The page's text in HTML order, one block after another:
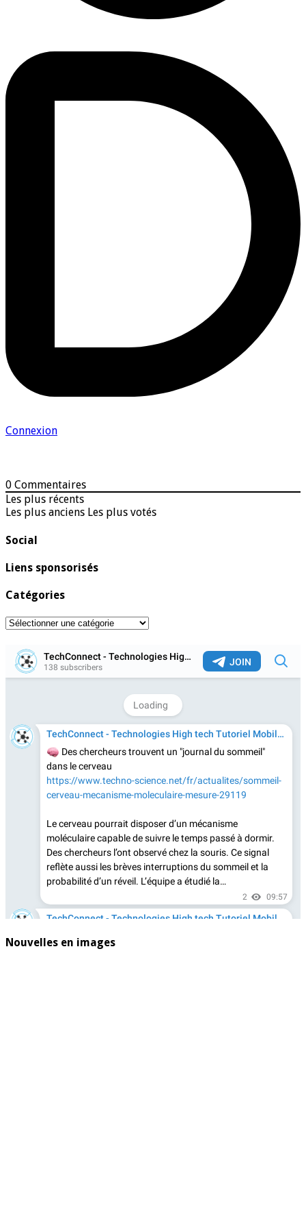
Connexion
0 Commentaires
Les plus récents
Les plus anciens Les plus votés
Social
Liens sponsorisés
Catégories
Catégories
Nouvelles en images